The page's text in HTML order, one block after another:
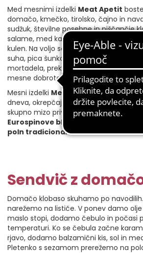
Med mesnimi izdelki Meat Apetit
domačo, kmečko, tirolsko, čajno in
sudžuk, številne posebne in piščančje
salame, med katerimi izstopajo lovska,
kulen. Na voljo so tudi priljubljene
suha, pica šunka in šunka v ovitku,
mortadela, prekajena rebra, zaseka ter
mesne dobrote.
Mesni izdelki Meat Apetitmarsikomu
dneva, okrepčajo še tako lačne in
skupno mizo privabijo vse generacije.
Eurospinove blagovne znamke
poln tradicionalnih in sodobnih
Sendvič z
Domačo klobaso skuhamo po
narežemo na lističe. V ponev damo olje
maslo stopi, dodamo čebulo in počasi
temperaturi. Ko se čebula začne
rjavo, dodamo balzamični kis, sol in
Pletenko s sezamom prerežemo na